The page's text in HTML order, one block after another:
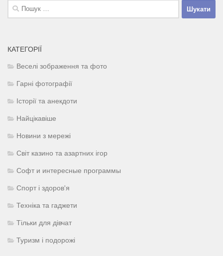
Пошук:
КАТЕГОРІЇ
Веселі зображення та фото
Гарні фотографії
Історії та анекдоти
Найцікавіше
Новини з мережі
Світ казино та азартних ігор
Софт и интересные программы
Спорт і здоров'я
Техніка та гаджети
Тільки для дівчат
Туризм і подорожі